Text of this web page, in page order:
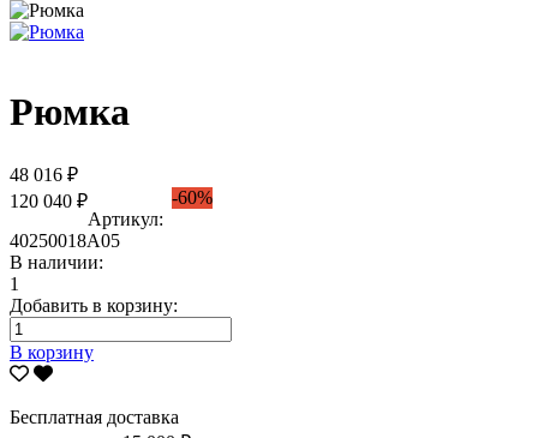
Рюмка
48 016 ₽
120 040 ₽
-60%
Артикул:
40250018А05
В наличии:
1
Добавить в корзину:
В корзину
Бесплатная доставка